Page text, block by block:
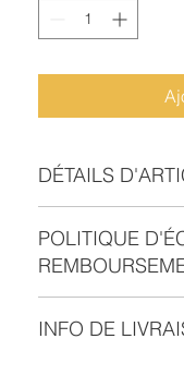
DÉTAILS
POLITIQUE
Valable 6 mois.
INFO DE